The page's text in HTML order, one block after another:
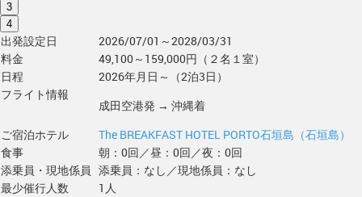
3
4
出発設定日
2026/07/01～2028/03/31
料金
49,100～159,000円（２名１室）
日程
2026年月日～（2泊3日）
フライト情報
成田空港発 → 沖縄着
ご宿泊ホテル
The BREAKFAST HOTEL PORTO石垣島（石垣島）
食事
朝：0回／昼：0回／夜：0回
添乗員・現地係員 添乗員：なし／現地係員：なし
最少催行人数
1人